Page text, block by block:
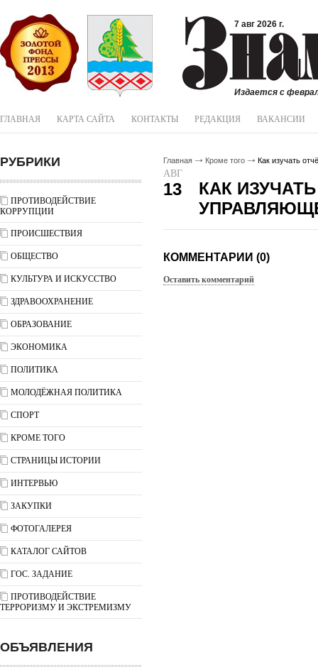
7 авг 2026 г.
Издается с
ГЛАВНАЯ КАРТА САЙТА КОНТАКТЫ РЕДАКЦИЯ ВАКАНСИИ
РУБРИКИ
ПРОТИВОДЕЙСТВИЕ
КОРРУПЦИИ
ПРОИСШЕСТВИЯ
ОБЩЕСТВО
КУЛЬТУРА И ИСКУССТВО
ЗДРАВООХРАНЕНИЕ
ОБРАЗОВАНИЕ
ЭКОНОМИКА
ПОЛИТИКА
МОЛОДЁЖНАЯ ПОЛИТИКА
СПОРТ
КРОМЕ ТОГО
СТРАНИЦЫ ИСТОРИИ
ИНТЕРВЬЮ
ЗАКУПКИ
ФОТОГАЛЕРЕЯ
КАТАЛОГ САЙТОВ
ГОС. ЗАДАНИЕ
ПРОТИВОДЕЙСТВИЕ
ТЕРРОРИЗМУ И ЭКСТРЕМИЗМУ
ОБЪЯВЛЕНИЯ
Главная Кроме того Как изучать
АВГ
13
КАК
КОММЕНТАРИИ (0)
Оставить комментарий